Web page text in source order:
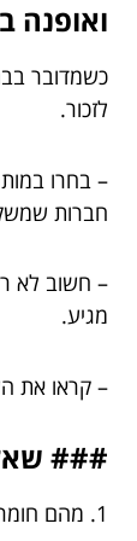
ואופנה
כשמדובר
לזכור.
– בחרו
חברות
– חשוב לא
מגיע.
– קראו את
###
1. מהם חומרים ממוחזרים בבגדי ספורט?